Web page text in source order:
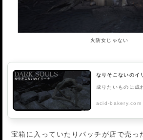
火防女じゃない
なりそこないのイ
成りたいものに成
acid-bakery.com
宝箱に入っていたりパッチが店で売っ